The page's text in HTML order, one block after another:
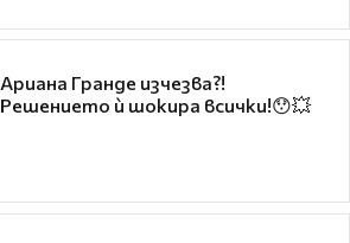
Ариана Гранде изчезва?!
Решението ѝ шокира всички!😯💥